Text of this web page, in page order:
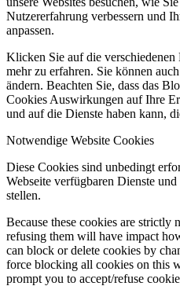
Nutzererfahrung verbessern und
anpassen.
Klicken Sie auf die
mehr zu erfahren. Sie können
ändern. Beachten Sie, dass das
Cookies Auswirkungen auf Ihre
und auf die Dienste haben kann,
Notwendige Website Cookies
Diese Cookies sind unbedingt
Webseite verfügbaren Dienste
stellen.
Because these cookies are strictly
refusing them will have impact
can block or delete cookies by
force blocking all cookies on this
prompt you to accept/refuse